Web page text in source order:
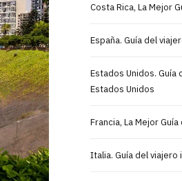
Costa Rica, La Mejor
España. Guía del
Estados Unidos.
Estados Unidos
Francia, La Mejor
Italia. Guía del